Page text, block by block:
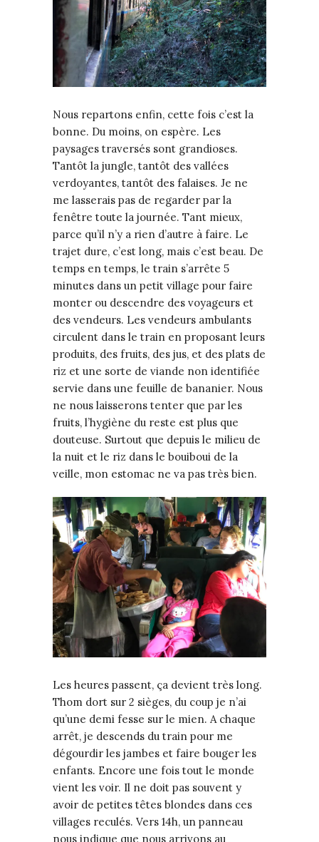
Nous repartons enfin, cette fois c’est la
bonne. Du moins, on espère. Les
paysages traversés sont grandioses.
Tantôt la jungle, tantôt des vallées
verdoyantes, tantôt des falaises. Je ne
me lasserais pas de regarder par la
fenêtre toute la journée. Tant mieux,
parce qu’il n’y a rien d’autre à faire. Le
trajet dure, c’est long, mais c’est beau. De
temps en temps, le train s’arrête 5
minutes dans un petit village pour faire
monter ou descendre des voyageurs et
des vendeurs. Les vendeurs ambulants
circulent dans le train en proposant leurs
produits, des fruits, des jus, et des plats de
riz et une sorte de viande non identifiée
servie dans une feuille de bananier. Nous
ne nous laisserons tenter que par les
fruits, l’hygiène du reste est plus que
douteuse. Surtout que depuis le milieu de
la nuit et le riz dans le bouiboui de la
veille, mon estomac ne va pas très bien.
Les heures passent, ça devient très long.
Thom dort sur 2 sièges, du coup je n’ai
qu’une demi fesse sur le mien. A chaque
arrêt, je descends du train pour me
dégourdir les jambes et faire bouger les
enfants. Encore une fois tout le monde
vient les voir. Il ne doit pas souvent y
avoir de petites têtes blondes dans ces
villages reculés. Vers 14h, un panneau
nous indique que nous arrivons au